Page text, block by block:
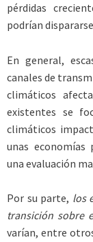
pérdidas
podrían
En general,
canales de
climáticos
existentes se
climáticos
unas economías
una evaluación
Por su parte, los
transición sobre
varían, entre